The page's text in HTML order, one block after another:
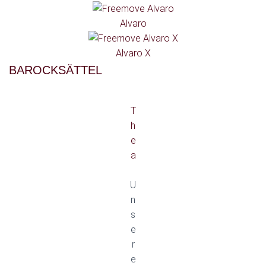
Alvaro
Alvaro X
BAROCKSÄTTEL
T
h
e
a
U
n
s
e
r
e